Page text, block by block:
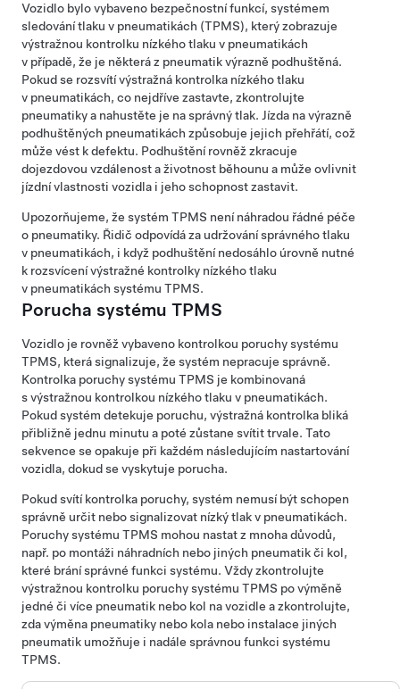
Vozidlo bylo vybaveno bezpečnostní funkcí, systémem
sledování tlaku v pneumatikách (TPMS), který zobrazuje
výstražnou kontrolku nízkého tlaku v pneumatikách
v případě, že je některá z pneumatik výrazně podhuštěná.
Pokud se rozsvítí výstražná kontrolka nízkého tlaku
v pneumatikách, co nejdříve zastavte, zkontrolujte
pneumatiky a nahustěte je na správný tlak. Jízda na výrazně
podhuštěných pneumatikách způsobuje jejich přehřátí, což
může vést k defektu. Podhuštění rovněž zkracuje
dojezdovou vzdálenost a životnost běhounu a může ovlivnit
jízdní vlastnosti vozidla i jeho schopnost zastavit.
Upozorňujeme, že systém TPMS není náhradou řádné péče
o pneumatiky. Řidič odpovídá za udržování správného tlaku
v pneumatikách, i když podhuštění nedosáhlo úrovně nutné
k rozsvícení výstražné kontrolky nízkého tlaku
v pneumatikách systému TPMS.
Porucha systému TPMS
Vozidlo je rovněž vybaveno kontrolkou poruchy systému
TPMS, která signalizuje, že systém nepracuje správně.
Kontrolka poruchy systému TPMS je kombinovaná
s výstražnou kontrolkou nízkého tlaku v pneumatikách.
Pokud systém detekuje poruchu, výstražná kontrolka bliká
přibližně jednu minutu a poté zůstane svítit trvale. Tato
sekvence se opakuje při každém následujícím nastartování
vozidla, dokud se vyskytuje porucha.
Pokud svítí kontrolka poruchy, systém nemusí být schopen
správně určit nebo signalizovat nízký tlak v pneumatikách.
Poruchy systému TPMS mohou nastat z mnoha důvodů,
např. po montáži náhradních nebo jiných pneumatik či kol,
které brání správné funkci systému. Vždy zkontrolujte
výstražnou kontrolku poruchy systému TPMS po výměně
jedné či více pneumatik nebo kol na vozidle a zkontrolujte,
zda výměna pneumatiky nebo kola nebo instalace jiných
pneumatik umožňuje i nadále správnou funkci systému
TPMS.